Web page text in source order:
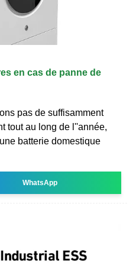
en cas de panne de
pas de suffisamment
tout au long de l''année,
batterie domestique
WhatsApp